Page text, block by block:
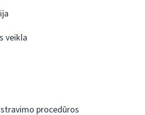
veikla
procedūros